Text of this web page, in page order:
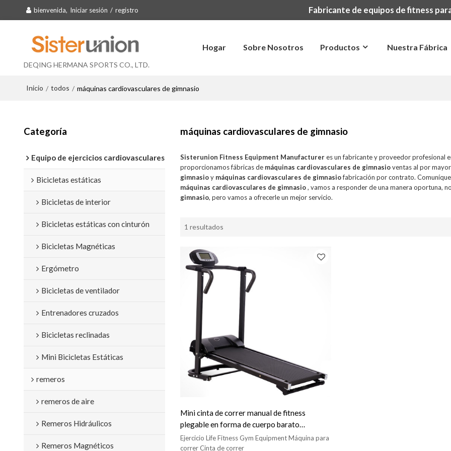
bienvenida, Iniciar sesión / registro Fabricante de equipos de fitness
DEQING HERMANA SPORTS CO., LTD.
Hogar Sobre Nosotros Productos Nuestra Fábrica
Inicio / todos / máquinas cardiovasculares de gimnasio
Categoría
Equipo de ejercicios cardiovasculares
Bicicletas estáticas
Bicicletas de interior
Bicicletas estáticas con cinturón
Bicicletas Magnéticas
Ergómetro
Bicicletas de ventilador
Entrenadores cruzados
Bicicletas reclinadas
Mini Bicicletas Estáticas
remeros
remeros de aire
Remeros Hidráulicos
Remeros Magnéticos
máquinas cardiovasculares de gimnasio
Sisterunion Fitness Equipment Manufactureres un fabricante y proveedor profesional
proporcionamos fábricas de máquinas cardiovasculares de gimnasioventas al por
gimnasioy máquinas cardiovasculares de gimnasiofabricación por contrato.
máquinas cardiovasculares de gimnasio, vamos a responder de una manera oportuna,
gimnasio, pero vamos a ofrecerle un mejor servicio.
1 resultados
Mini cinta de correr manual de fitness
plegable en forma de cuerpo barato
Fabricante
Ejercicio Life Fitness Gym Equipment Máquina para
correr Cinta de correr